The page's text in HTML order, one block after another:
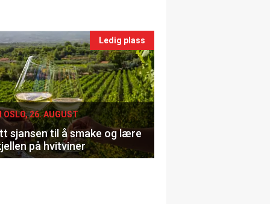
Ledig plass
OSLO, 26. AUGUST
sjansen til å smake og lære
på hvitviner